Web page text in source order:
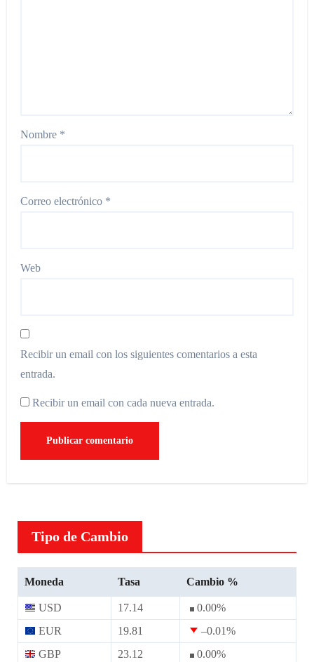
Nombre *
Correo electrónico *
Web
Recibir un email con los siguientes comentarios a esta
entrada.
Recibir un email con cada nueva entrada.
Tipo de Cambio
Moneda Tasa Cambio %
USD 17.14 0.00%
EUR
19.81 –0.01%
GBP
23.12 0.00%